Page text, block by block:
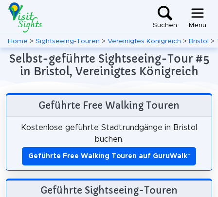
Suchen Menü
Home > Sightseeing-Touren > Vereinigtes Königreich > Bristol >
Selbst-geführte Sightseeing-Tour #5
in Bristol, Vereinigtes Königreich
Geführte Free Walking Touren
Kostenlose geführte Stadtrundgänge in Bristol
buchen.
Geführte Free Walking Touren auf GuruWalk*
Geführte Sightseeing-Touren